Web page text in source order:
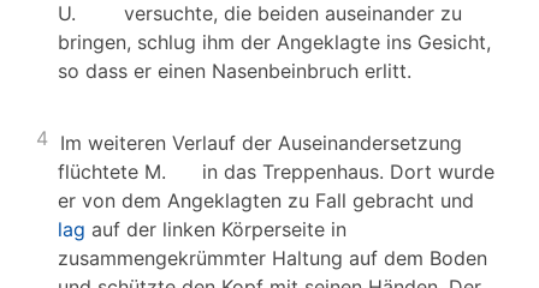
U. versuchte, die beiden auseinander zu
bringen, schlug ihm der Angeklagte ins Gesicht,
so dass er einen Nasenbeinbruch erlitt.
4 Im weiteren Verlauf der Auseinandersetzung
flüchtete M. in das Treppenhaus. Dort wurde
er von dem Angeklagten zu Fall gebracht und
lag auf der linken Körperseite in
zusammengekrümmter Haltung auf dem Boden